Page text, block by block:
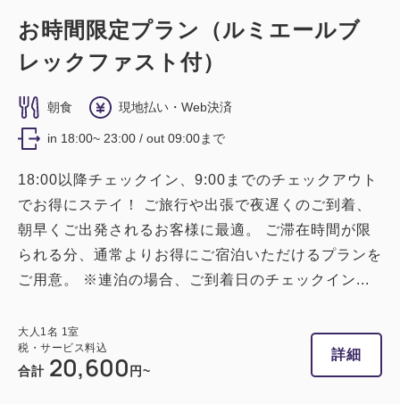
名1室
税・サービス料込
51,300
【禁煙】プレミアムスーペリアツイン
禁煙 バス・トイレ：セパレート
1~2名 シングルサイズ×2
Wi-Fiあり（無料）
お時間限定プラン（ルミエールブ
レックファスト付）
朝食 現地払い・Web決済
in 18:00~ 23:00 / out 09:00まで
18:00以降チェックイン、9:00までのチェックアウト
でお得にステイ！ ご旅行や出張で夜遅くのご到着、
朝早くご出発されるお客様に最適。 ご滞在時間が限
られる分、通常よりお得にご宿泊いただけるプランを
ご用意。 ※連泊の場合、ご到着日のチェックイン...
大人 1名 1室
税・サービス料込
合計 20,600 円~
詳細